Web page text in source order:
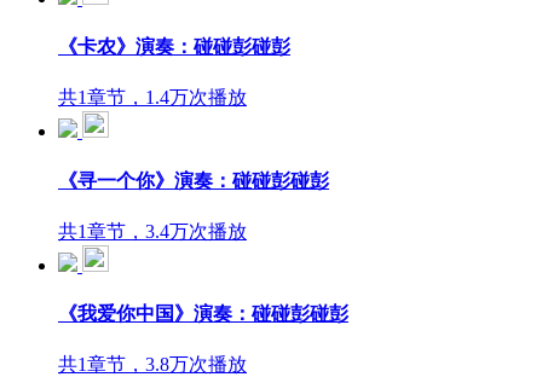
《卡农》演奏：碰碰彭碰彭
共1章节，1.4万次播放
《寻一个你》演奏：碰碰彭碰彭
共1章节，3.4万次播放
《我爱你中国》演奏：碰碰彭碰彭
共1章节，3.8万次播放